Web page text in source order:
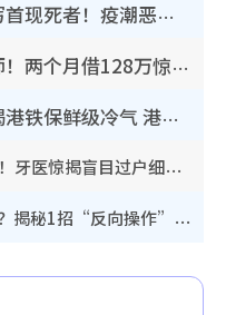
夺命寄生虫｜食生菜狂泻首现死者！疫潮恶化录1.8万宗病例 揭洗菜3大谬误
银行高管恋上水疗女技师！两个月借128万惊觉“沉船”沉落火海 揭背后疑似邪教操控卖淫
内地客夸港人不识老！揭港铁保鲜级冷气 港人求放过：别投诉
牙线棒乱用随时越清越糟糕！牙医惊揭盲目过户细菌恐致蛀牙：这种才是日常真保养
WhatsApp预设贴图怎么删？揭秘1招“反向操作”还原简洁界面 附3步实测教程